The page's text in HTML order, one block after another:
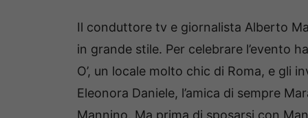
Il conduttore tv e giornalista Alberto
in grande stile. Per celebrare l’evento
O’, un locale molto chic di Roma, e gli
Eleonora Daniele, l’amica di sempre
Mannino. Ma prima di sposarsi con